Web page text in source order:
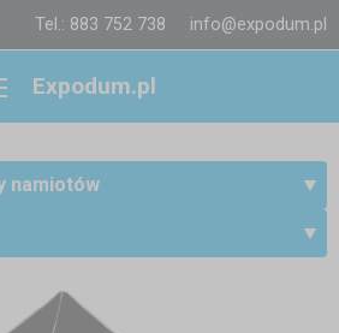
Tel.: 883 752 738 info@expodum.pl
Expodum.pl
namiotów